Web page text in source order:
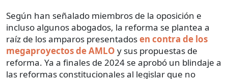
Según han señalado miembros de la oposición e
incluso algunos abogados, la reforma se plantea a
raíz de los amparos presentadosen contra de los
megaproyectos de AMLO y sus propuestas de
reforma. Ya a finales de 2024 se aprobó un blindaje a
las reformas constitucionales al legislar que no